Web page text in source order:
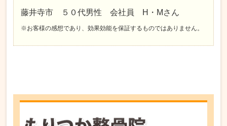
藤井寺市 ５０代男性 会社員 H・Mさん
※お客様の感想であり、効果効能を保証するものではありません。